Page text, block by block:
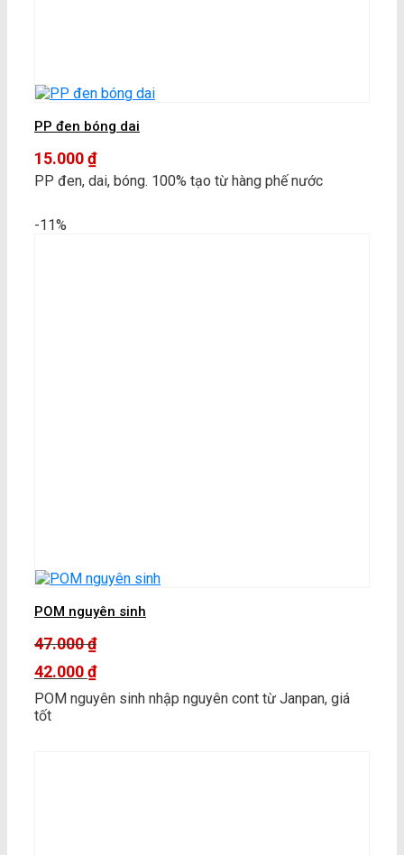
PP đen bóng dai
15.000₫
PP đen, dai, bóng. 100% tạo từ hàng phế nước
-11%
POM nguyên sinh
47.000₫
Giá
là:
47.000 ₫.
42.000₫
Giá
hiện
POM nguyên sinh nhập nguyên cont từ Janpan, giá
tốt